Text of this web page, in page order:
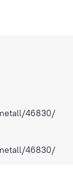
46830/
46830/